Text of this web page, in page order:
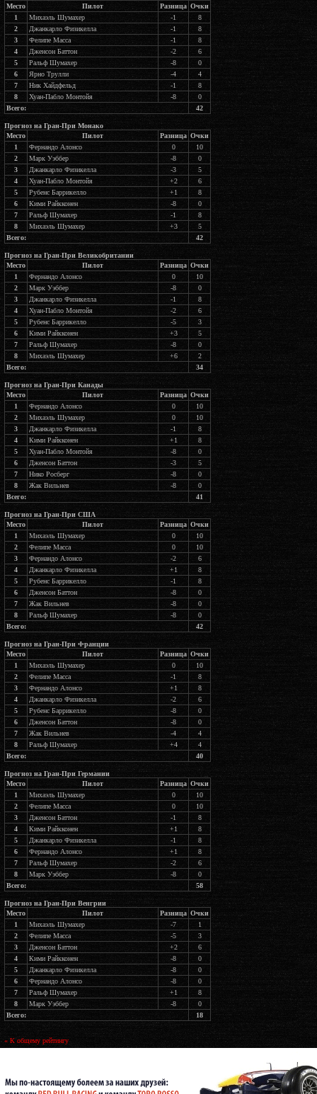
Место
Пилот Разница Очки
1
Михаэль Шумахер -1
8
2
Джанкарло Физикелла -1
8
3
Фелипе Масса -1
8
4
Дженсон Баттон -2
6
5
Ральф Шумахер -8
0
6
Ярно Трулли -4
4
7
Ник Хайдфельд -1
8
8
Хуан-Пабло Монтойя -8
0
Всего:
42
Прогноз на Гран-При Монако
Место
Пилот Разница Очки
1
Фернандо Алонсо 0
10
2
Марк Уэббер -8
0
3
Джанкарло Физикелла -3
5
4
Хуан-Пабло Монтойя +2
6
5
Рубенс Баррикелло +1
8
6
Кими Райкконен -8
0
7
Ральф Шумахер -1
8
8
Михаэль Шумахер +3
5
Всего:
42
Прогноз на Гран-При Великобритании
Место
Пилот Разница Очки
1
Фернандо Алонсо 0
10
2
Марк Уэббер -8
0
3
Джанкарло Физикелла -1
8
4
Хуан-Пабло Монтойя -2
6
5
Рубенс Баррикелло -5
3
6
Кими Райкконен +3
5
7
Ральф Шумахер -8
0
8
Михаэль Шумахер +6
2
Всего:
34
Прогноз на Гран-При Канады
Место
Пилот Разница Очки
1
Фернандо Алонсо 0
10
2
Михаэль Шумахер 0
10
3
Джанкарло Физикелла -1
8
4
Кими Райкконен +1
8
5
Хуан-Пабло Монтойя -8
0
6
Дженсон Баттон -3
5
7
Нико Росберг -8
0
8
Жак Вильнев -8
0
Всего:
41
Прогноз на Гран-При США
Место
Пилот Разница Очки
1
Михаэль Шумахер 0
10
2
Фелипе Масса 0
10
3
Фернандо Алонсо -2
6
4
Джанкарло Физикелла +1
8
5
Рубенс Баррикелло -1
8
6
Дженсон Баттон -8
0
7
Жак Вильнев -8
0
8
Ральф Шумахер -8
0
Всего:
42
Прогноз на Гран-При Франции
Место
Пилот Разница Очки
1
Михаэль Шумахер 0
10
2
Фелипе Масса -1
8
3
Фернандо Алонсо +1
8
4
Джанкарло Физикелла -2
6
5
Рубенс Баррикелло -8
0
6
Дженсон Баттон -8
0
7
Жак Вильнев -4
4
8
Ральф Шумахер +4
4
Всего:
40
Прогноз на Гран-При Германии
Место
Пилот Разница Очки
1
Михаэль Шумахер 0
10
2
Фелипе Масса 0
10
3
Дженсон Баттон -1
8
4
Кими Райкконен +1
8
5
Джанкарло Физикелла -1
8
6
Фернандо Алонсо +1
8
7
Ральф Шумахер -2
6
8
Марк Уэббер -8
0
Всего:
58
Прогноз на Гран-При Венгрии
Место
Пилот Разница Очки
1
Михаэль Шумахер -7
1
2
Фелипе Масса -5
3
3
Дженсон Баттон +2
6
4
Кими Райкконен -8
0
5
Джанкарло Физикелла -8
0
6
Фернандо Алонсо -8
0
7
Ральф Шумахер +1
8
8
Марк Уэббер -8
0
Всего:
18
« К общему рейтингу